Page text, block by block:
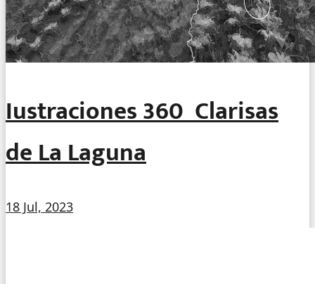
Iustraciones 360º Clarisas
de La Laguna
18 Jul, 2023